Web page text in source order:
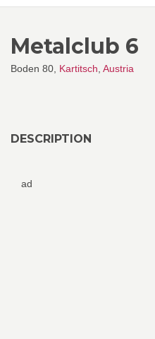
Metalclub 6
Boden 80, Kartitsch Austria
DESCRIPTION
ad